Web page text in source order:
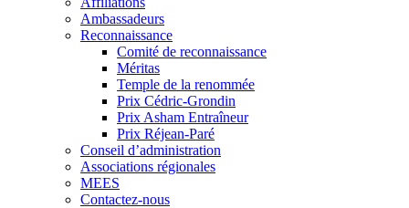
Ambassadeurs
Reconnaissance
Comité de reconnaissance
Méritas
Temple de la renommée
Prix Cédric-Grondin
Prix Asham Entraîneur
Prix Réjean-Paré
Conseil d’administration
Associations régionales
MEES
Contactez-nous